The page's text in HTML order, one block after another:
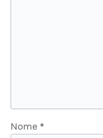
Nome *